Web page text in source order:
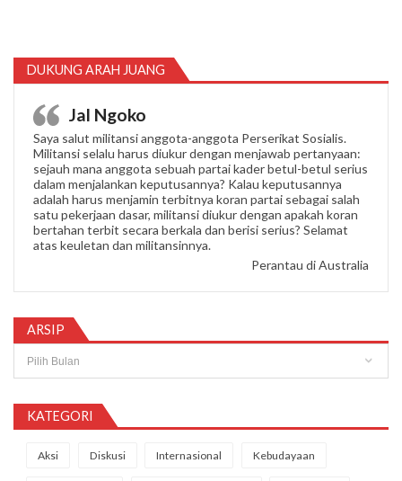
DUKUNG ARAH JUANG
Jal Ngoko
Saya salut militansi anggota-anggota Perserikat Sosialis.
Militansi selalu harus diukur dengan menjawab pertanyaan:
sejauh mana anggota sebuah partai kader betul-betul serius
dalam menjalankan keputusannya? Kalau keputusannya
adalah harus menjamin terbitnya koran partai sebagai salah
satu pekerjaan dasar, militansi diukur dengan apakah koran
bertahan terbit secara berkala dan berisi serius? Selamat
atas keuletan dan militansinnya.
Perantau di Australia
ARSIP
KATEGORI
Aksi Diskusi Internasional Kebudayaan